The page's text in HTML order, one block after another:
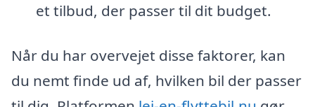
et tilbud, der passer til dit budget.
Når du har overvejet disse faktorer, kan
du nemt finde ud af, hvilken bil der passer